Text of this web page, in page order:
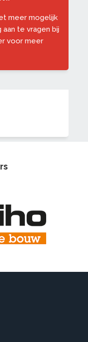
meer mogelijk
te vragen bij
voor meer